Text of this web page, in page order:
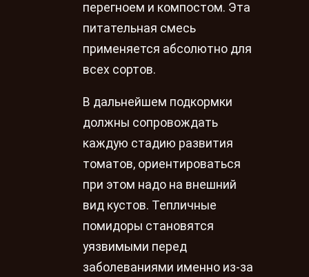
перегноем и компостом. Эта
питательная смесь
применяется абсолютно для
всех сортов.
В дальнейшем подкормки
должны сопровождать
каждую стадию развития
томатов, ориентироваться
при этом надо на внешний
вид кустов. Тепличные
помидоры становятся
уязвимыми перед
заболеваниями именно из-за